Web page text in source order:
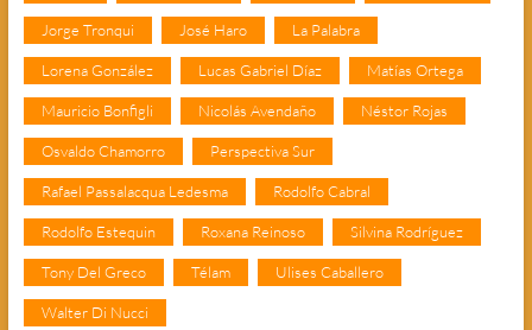
Jorge Tronqui José Haro La Palabra
Lorena González Lucas Gabriel Díaz Matías Ortega
Mauricio Bonfigli Nicolás Avendaño Néstor Rojas
Osvaldo Chamorro Perspectiva Sur
Rafael Passalacqua Ledesma Rodolfo Cabral
Rodolfo Estequin Roxana Reinoso Silvina Rodríguez
Tony Del Greco Télam Ulises Caballero
Walter Di Nucci